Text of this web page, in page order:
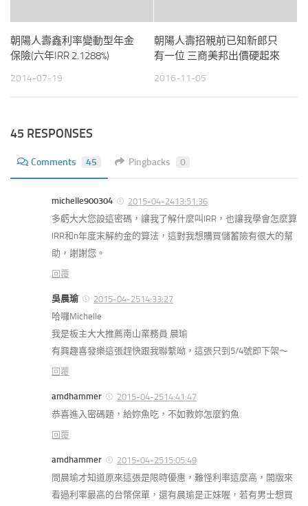
朝陽人壽鑫利率變動型年金
保險(六年IRR 2.1288%)
2014-07-19
朝陽人壽招親前已知新郎只
有一位 三商美邦出價硬起來
2016-11-05
45 RESPONSES
Comments 45 Pingbacks 0
michelle900304
2015-04-2413:51:36
多虧大大您設這密碼，讓我了解什麼叫IRR，也讓我學會怎麼算
IRR和n年度末解約金的算法，這對我想購買儲蓄險有很大的幫
助，謝謝您。
回覆
吳晨瑜
2015-04-2514:33:27
哈囉Michelle
我是板主大大推薦南山業務員 晨瑜
有興趣喜發樂這張趕快跟我聯繫呦，這張只到5/4號即下架～
回覆
amdhammer
2015-04-2514:41:47
恭喜進入密碼題，給妳魚吃，不如教妳怎麼釣魚
回覆
amdhammer
2015-04-2515:05:49
問晨瑜才知道原來這張是限時優惠，難怪利率這麼高，開版來
看過利率最高的台幣保單，還有晨瑜是正妹喔，若有男士想買